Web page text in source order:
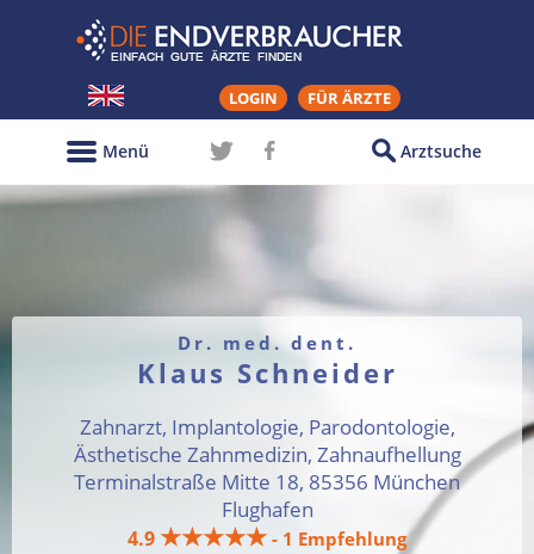
LOGIN FÜR ÄRZTE
Arztsuche
Menü
Dr. med. dent.
Klaus Schneider
Zahnarzt, Implantologie, Parodontologie,
Ästhetische Zahnmedizin, Zahnaufhellung
Terminalstraße Mitte 18, 85356 München
Flughafen
4.9 ★★★★★ - 1 Empfehlung